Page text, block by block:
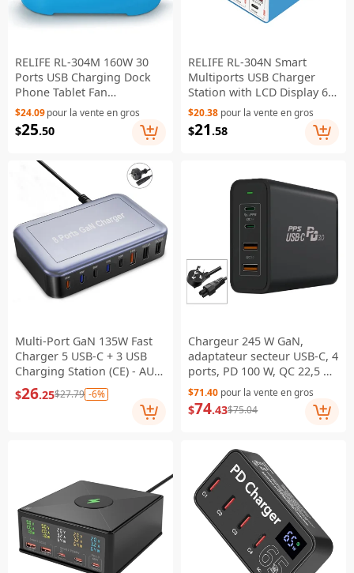
RELIFE RL-304M 160W 30
Ports USB Charging Dock
Phone Tablet Fan
Humidifier Charger Power
Station - US Plug
$24.09pour la vente en gros
$25.50
RELIFE RL-304N Smart
Multiports USB Charger
Station with LCD Display 6
Ports Fast Charging Station
Hub
$20.38 pour la vente en gros
$21 .58
Multi-Port GaN 135W Fast
Charger 5 USB-C + 3 USB
Charging Station (CE) - AU
Plug
$26.25$27.79 -6%
Chargeur 245 W GaN,
adaptateur secteur USB-C, 4
ports, PD 100 W, QC 22,5 W,
mini chargeur de bureau
pour MacBook, iPad,
iPhone - prise AU
$71.40 pour la vente en gros
$74.43$75.04